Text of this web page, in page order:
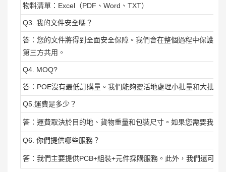
物料清單：Excel（PDF、Word、TXT）
Q3. 我的文件安全嗎？
答：您的文件將得到全面安全保障。我們會在整個過程中保護客
第三方共用。
Q4. MOQ?
答：POE沒有最低訂購量。我們能夠靈活地處理小批量和大批量
Q5.運費是多少？
答：運費取決於目的地、貨物重量和包裝尺寸。如果您需要我們
Q6. 你們提供哪些服務？
答：我們主要提供PCB+組裝+元件採購服務。此外，我們還可